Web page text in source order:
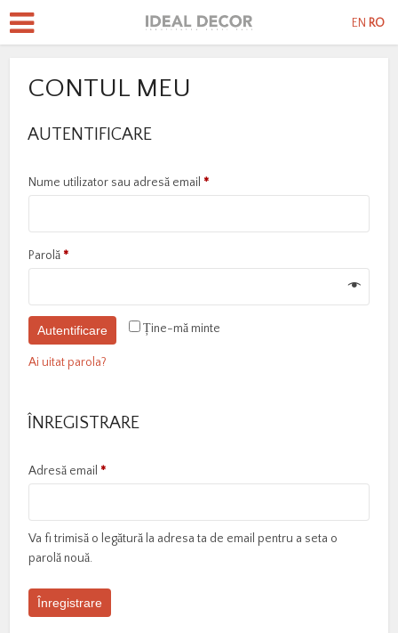
CONTUL MEU
AUTENTIFICARE
Nume utilizator sau adresă email *Obligatoriu
Parolă *Obligatoriu
Ține-mă minte
Autentificare
Ai uitat parola?
ÎNREGISTRARE
Adresă email *Obligatoriu
Va fi trimisă o legătură la adresa ta de email pentru a seta o
parolă nouă.
Înregistrare
EN RO